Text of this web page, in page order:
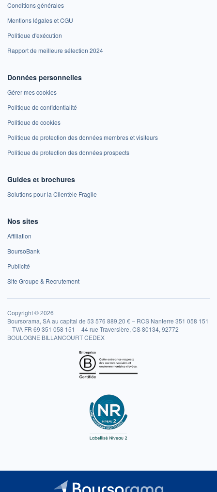
Conditions générales
Mentions légales et CGU
Politique d'exécution
Rapport de meilleure sélection 2024
Données personnelles
Gérer mes cookies
Politique de confidentialité
Politique de cookies
Politique de protection des données membres et visiteurs
Politique de protection des données prospects
Guides et brochures
Solutions pour la Clientèle Fragile
Nos sites
Affiliation
BoursoBank
Publicité
Site Groupe & Recrutement
Copyright © 2026
Boursorama, SA au capital de 53 576 889,20 € – RCS Nanterre 351 058 151
– TVA FR 69 351 058 151 – 44 rue Traversière, CS 80134, 92772
BOULOGNE BILLANCOURT CEDEX